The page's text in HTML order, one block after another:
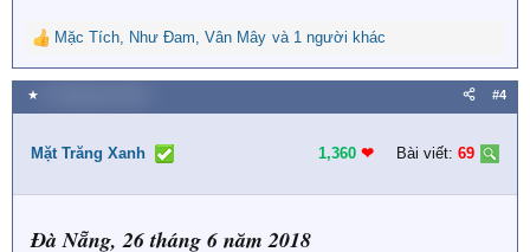
R
e
a
c
i
n
:
Mặc Tích, Như Đam, Vân Mây và 1 người khác
★ #4
Mặt Trăng Xanh 1,360 ❤︎ Bài viết: 69
Đà Nẵng, 26 tháng 6 năm 2018